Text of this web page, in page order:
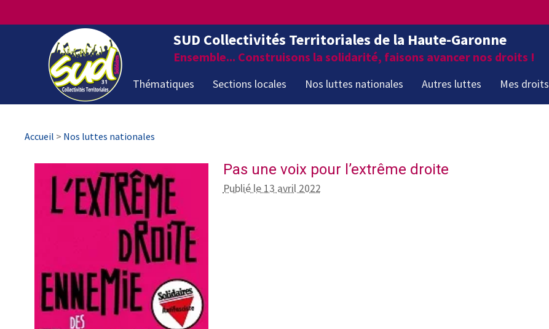
SUD Collectivités Territoriales de la Haute-Garonne
Ensemble... Construisons la solidarité, faisons avancer nos droits !
Thématiques Sections locales Nos luttes nationales Autres luttes Mes droits
Accueil > Nos luttes nationales
Pas une voix pour l’extrême droite
Publié le 13 avril 2022